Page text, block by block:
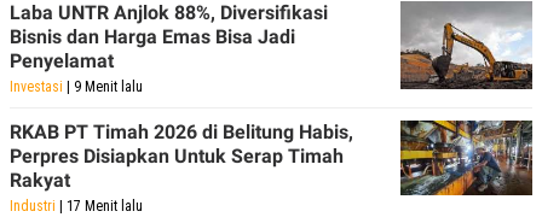
Laba UNTR Anjlok 88%, Diversifikasi
Bisnis dan Harga Emas Bisa Jadi
Penyelamat
Investasi | 9 Menit lalu
RKAB PT Timah 2026 di Belitung Habis,
Perpres Disiapkan Untuk Serap Timah
Rakyat
Industri | 17 Menit lalu